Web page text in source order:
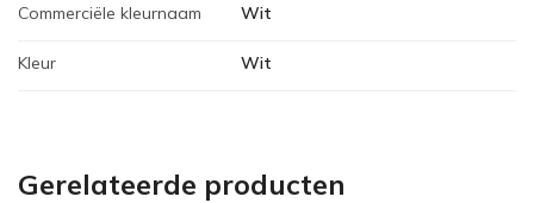
Commerciële kleurnaam Wit
Kleur Wit
Gerelateerde producten